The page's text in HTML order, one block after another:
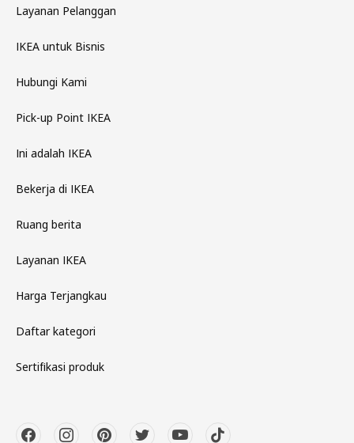
Layanan Pelanggan
IKEA untuk Bisnis
Hubungi Kami
Pick-up Point IKEA
Ini adalah IKEA
Bekerja di IKEA
Ruang berita
Layanan IKEA
Harga Terjangkau
Daftar kategori
Sertifikasi produk